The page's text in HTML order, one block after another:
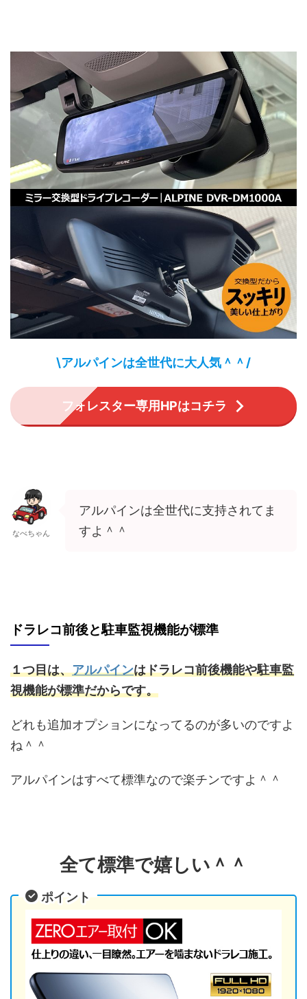
\アルパインは全世代に大人気＾＾/
フォレスター専用HPはコチラ
なべちゃん
アルパインは全世代に支持されてま
すよ＾＾
ドラレコ前後と駐車監視機能が標準
１つ目は、アルパインはドラレコ前後機能や駐車監
視機能が標準だからです。
どれも追加オプションになってるのが多いのですよ
ね＾＾
アルパインはすべて標準なので楽チンですよ＾＾
全て標準で嬉しい＾＾
ポイント